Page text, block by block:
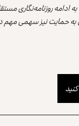
به ادامه روزنامه‌نگاری
حمایت نیز سهمی مهم